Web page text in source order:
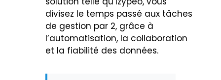
divisez le temps passé aux tâches
de gestion par 2, grâce à
l’automatisation, la collaboration
et la fiabilité des données.